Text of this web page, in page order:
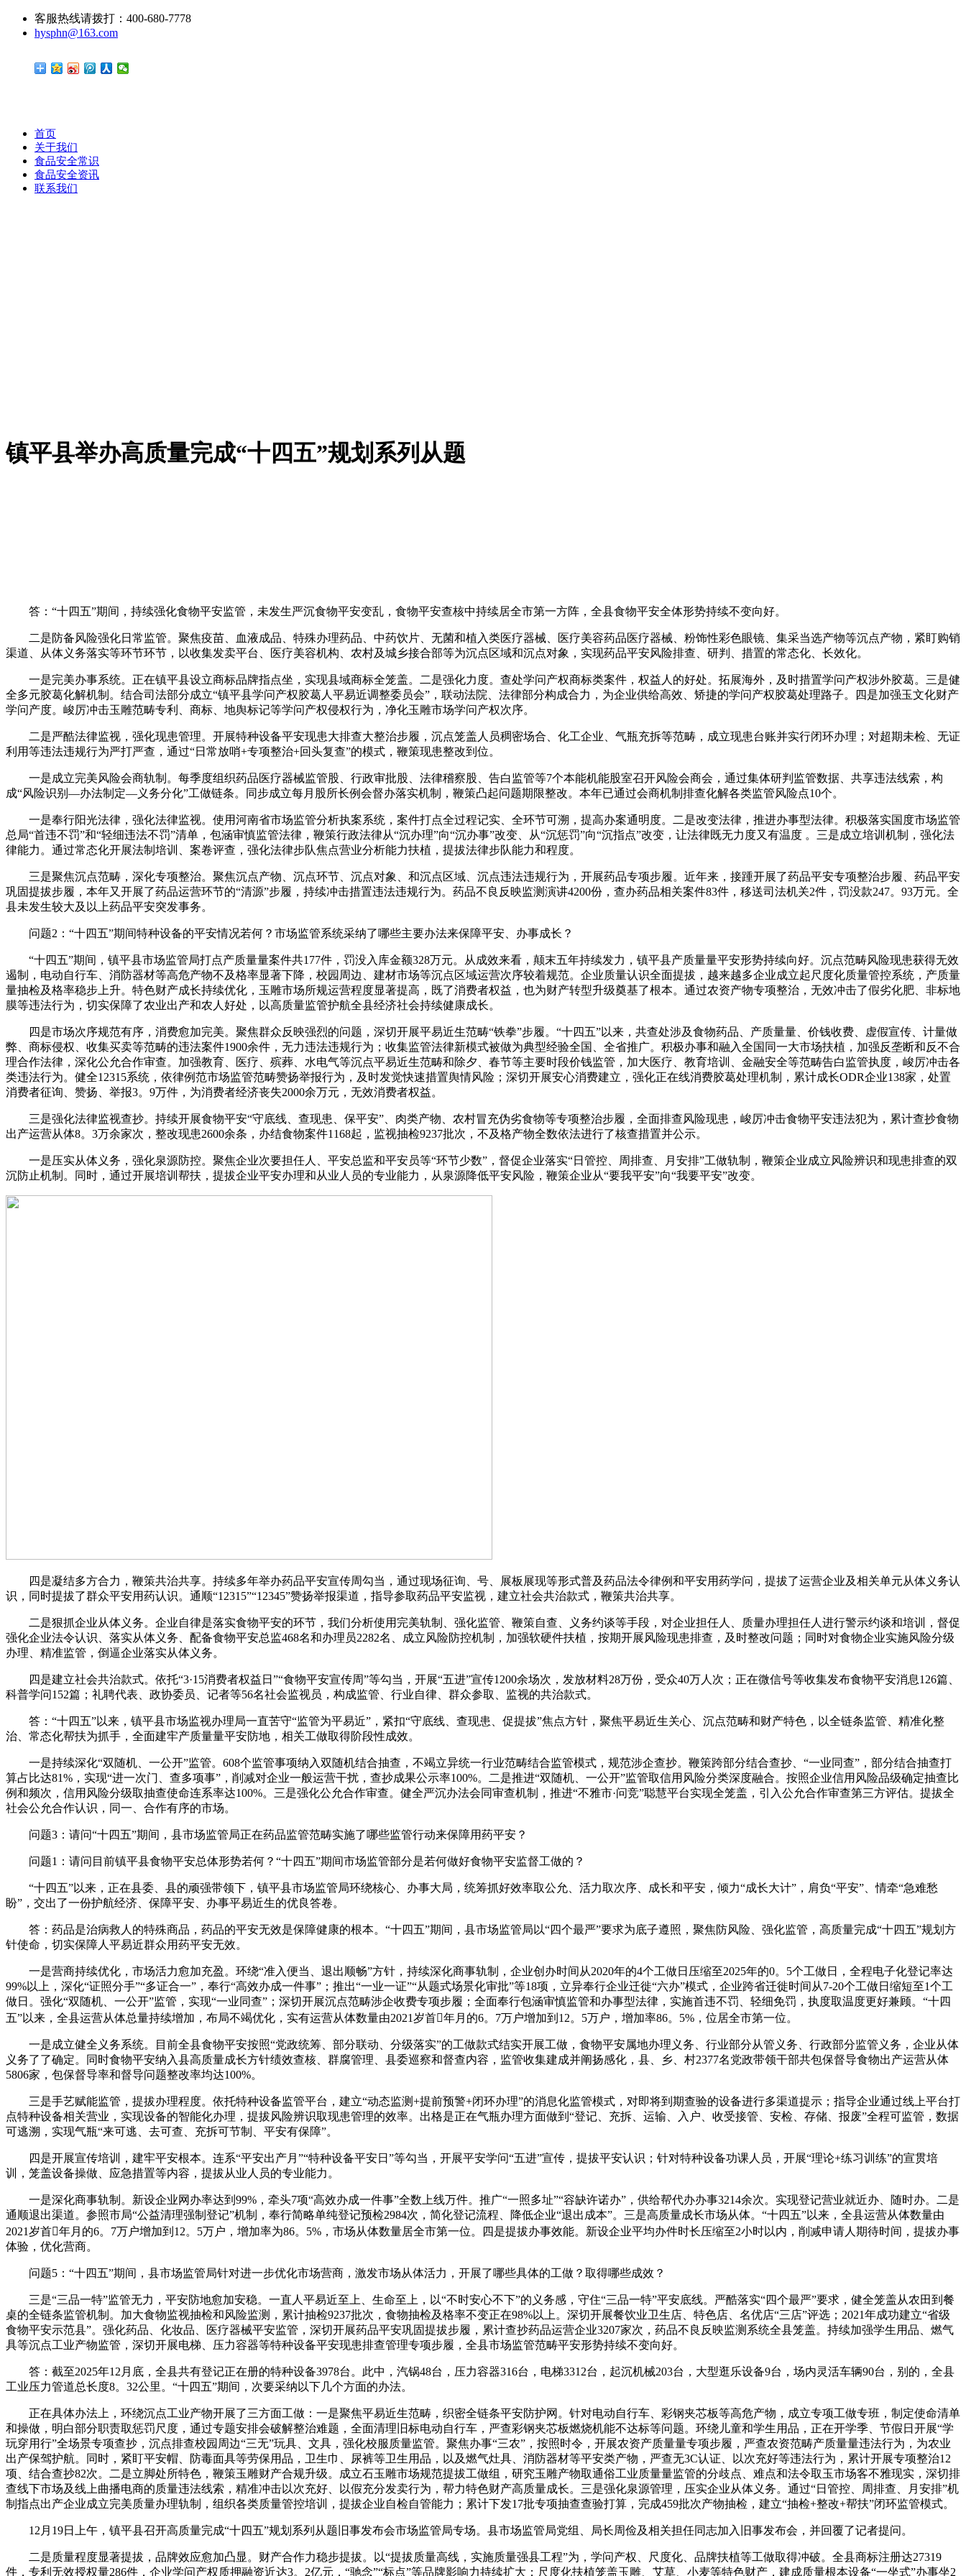
客服热线请拨打：400-680-7778
hysphn@163.com
首页
关于我们
食品安全常识
食品安全资讯
联系我们
镇平县举办高质量完成“十四五”规划系列从题
答：“十四五”期间，持续强化食物平安监管，未发生严沉食物平安变乱，食物平安查核中持续居全市第一方阵，全县食物平安全体形势持续不变向好。
二是防备风险强化日常监管。聚焦疫苗、血液成品、特殊办理药品、中药饮片、无菌和植入类医疗器械、医疗美容药品医疗器械、粉饰性彩色眼镜、集采当选产物等沉点产物，紧盯购销
渠道、从体义务落实等环节环节，以收集发卖平台、医疗美容机构、农村及城乡接合部等为沉点区域和沉点对象，实现药品平安风险排查、研判、措置的常态化、长效化。
一是完美办事系统。正在镇平县设立商标品牌指点坐，实现县域商标全笼盖。二是强化力度。查处学问产权商标类案件，权益人的好处。拓展海外，及时措置学问产权涉外胶葛。三是健
全多元胶葛化解机制。结合司法部分成立“镇平县学问产权胶葛人平易近调整委员会”，联动法院、法律部分构成合力，为企业供给高效、矫捷的学问产权胶葛处理路子。四是加强玉文化财产
学问产度。峻厉冲击玉雕范畴专利、商标、地舆标记等学问产权侵权行为，净化玉雕市场学问产权次序。
二是严酷法律监视，强化现患管理。开展特种设备平安现患大排查大整治步履，沉点笼盖人员稠密场合、化工企业、气瓶充拆等范畴，成立现患台账并实行闭环办理；对超期未检、无证
利用等违法违规行为严打严查，通过“日常放哨+专项整治+回头复查”的模式，鞭策现患整改到位。
一是成立完美风险会商轨制。每季度组织药品医疗器械监管股、行政审批股、法律稽察股、告白监管等7个本能机能股室召开风险会商会，通过集体研判监管数据、共享违法线索，构
成“风险识别—办法制定—义务分化”工做链条。同步成立每月股所长例会督办落实机制，鞭策凸起问题期限整改。本年已通过会商机制排查化解各类监管风险点10个。
一是奉行阳光法律，强化法律监视。使用河南省市场监管分析执案系统，案件打点全过程记实、全环节可溯，提高办案通明度。二是改变法律，推进办事型法律。积极落实国度市场监管
总局“首违不罚”和“轻细违法不罚”清单，包涵审慎监管法律，鞭策行政法律从“沉办理”向“沉办事”改变、从“沉惩罚”向“沉指点”改变，让法律既无力度又有温度 。三是成立培训机制，强化法
律能力。通过常态化开展法制培训、案卷评查，强化法律步队焦点营业分析能力扶植，提拔法律步队能力和程度。
三是聚焦沉点范畴，深化专项整治。聚焦沉点产物、沉点环节、沉点对象、和沉点区域、沉点违法违规行为，开展药品专项步履。近年来，接踵开展了药品平安专项整治步履、药品平安
巩固提拔步履，本年又开展了药品运营环节的“清源”步履，持续冲击措置违法违规行为。药品不良反映监测演讲4200份，查办药品相关案件83件，移送司法机关2件，罚没款247。93万元。全
县未发生较大及以上药品平安突发事务。
问题2：“十四五”期间特种设备的平安情况若何？市场监管系统采纳了哪些主要办法来保障平安、办事成长？
“十四五”期间，镇平县市场监管局打点产质量量案件共177件，罚没入库金额328万元。从成效来看，颠末五年持续发力，镇平县产质量量平安形势持续向好。沉点范畴风险现患获得无效
遏制，电动自行车、消防器材等高危产物不及格率显著下降，校园周边、建材市场等沉点区域运营次序较着规范。企业质量认识全面提拔，越来越多企业成立起尺度化质量管控系统，产质量
量抽检及格率稳步上升。特色财产成长持续优化，玉雕市场所规运营程度显著提高，既了消费者权益，也为财产转型升级奠基了根本。通过农资产物专项整治，无效冲击了假劣化肥、非标地
膜等违法行为，切实保障了农业出产和农人好处，以高质量监管护航全县经济社会持续健康成长。
四是市场次序规范有序，消费愈加完美。聚焦群众反映强烈的问题，深切开展平易近生范畴“铁拳”步履。“十四五”以来，共查处涉及食物药品、产质量量、价钱收费、虚假宣传、计量做
弊、商标侵权、收集买卖等范畴的违法案件1900余件，无力违法违规行为；收集监管法律新模式被做为典型经验全国、全省推广。积极办事和融入全国同一大市场扶植，加强反垄断和反不合
理合作法律，深化公允合作审查。加强教育、医疗、殡葬、水电气等沉点平易近生范畴和除夕、春节等主要时段价钱监管，加大医疗、教育培训、金融安全等范畴告白监管执度，峻厉冲击各
类违法行为。健全12315系统，依律例范市场监管范畴赞扬举报行为，及时发觉快速措置舆情风险；深切开展安心消费建立，强化正在线消费胶葛处理机制，累计成长ODR企业138家，处置
消费者征询、赞扬、举报3。9万件，为消费者经济丧失2000余万元，无效消费者权益。
三是强化法律监视查抄。持续开展食物平安“守底线、查现患、保平安”、肉类产物、农村冒充伪劣食物等专项整治步履，全面排查风险现患，峻厉冲击食物平安违法犯为，累计查抄食物
出产运营从体8。3万余家次，整改现患2600余条，办结食物案件1168起，监视抽检9237批次，不及格产物全数依法进行了核查措置并公示。
一是压实从体义务，强化泉源防控。聚焦企业次要担任人、平安总监和平安员等“环节少数”，督促企业落实“日管控、周排查、月安排”工做轨制，鞭策企业成立风险辨识和现患排查的双
沉防止机制。同时，通过开展培训帮扶，提拔企业平安办理和从业人员的专业能力，从泉源降低平安风险，鞭策企业从“要我平安”向“我要平安”改变。
四是凝结多方合力，鞭策共治共享。持续多年举办药品平安宣传周勾当，通过现场征询、号、展板展现等形式普及药品法令律例和平安用药学问，提拔了运营企业及相关单元从体义务认
识，同时提拔了群众平安用药认识。通顺“12315”“12345”赞扬举报渠道，指导参取药品平安监视，建立社会共治款式，鞭策共治共享。
二是狠抓企业从体义务。企业自律是落实食物平安的环节，我们分析使用完美轨制、强化监管、鞭策自查、义务约谈等手段，对企业担任人、质量办理担任人进行警示约谈和培训，督促
强化企业法令认识、落实从体义务、配备食物平安总监468名和办理员2282名、成立风险防控机制，加强软硬件扶植，按期开展风险现患排查，及时整改问题；同时对食物企业实施风险分级
办理、精准监管，倒逼企业落实从体义务。
四是建立社会共治款式。依托“3·15消费者权益日”“食物平安宣传周”等勾当，开展“五进”宣传1200余场次，发放材料28万份，受众40万人次；正在微信号等收集发布食物平安消息126篇、
科普学问152篇；礼聘代表、政协委员、记者等56名社会监视员，构成监管、行业自律、群众参取、监视的共治款式。
答：“十四五”以来，镇平县市场监视办理局一直苦守“监管为平易近”，紧扣“守底线、查现患、促提拔”焦点方针，聚焦平易近生关心、沉点范畴和财产特色，以全链条监管、精准化整
治、常态化帮扶为抓手，全面建牢产质量量平安防地，相关工做取得阶段性成效。
一是持续深化“双随机、一公开”监管。608个监管事项纳入双随机结合抽查，不竭立异统一行业范畴结合监管模式，规范涉企查抄。鞭策跨部分结合查抄、“一业同查”，部分结合抽查打
算占比达81%，实现“进一次门、查多项事”，削减对企业一般运营干扰，查抄成果公示率100%。二是推进“双随机、一公开”监管取信用风险分类深度融合。按照企业信用风险品级确定抽查比
例和频次，信用风险分级取抽查使命连系率达100%。三是强化公允合作审查。健全严沉办法会同审查机制，推进“不雅市·问竞”聪慧平台实现全笼盖，引入公允合作审查第三方评估。提拔全
社会公允合作认识，同一、合作有序的市场。
问题3：请问“十四五”期间，县市场监管局正在药品监管范畴实施了哪些监管行动来保障用药平安？
问题1：请问目前镇平县食物平安总体形势若何？“十四五”期间市场监管部分是若何做好食物平安监督工做的？
“十四五”以来，正在县委、县的顽强带领下，镇平县市场监管局环绕核心、办事大局，统筹抓好效率取公允、活力取次序、成长和平安，倾力“成长大计”，肩负“平安”、情牵“急难愁
盼”，交出了一份护航经济、保障平安、办事平易近生的优良答卷。
答：药品是治病救人的特殊商品，药品的平安无效是保障健康的根本。“十四五”期间，县市场监管局以“四个最严”要求为底子遵照，聚焦防风险、强化监管，高质量完成“十四五”规划方
针使命，切实保障人平易近群众用药平安无效。
一是营商持续优化，市场活力愈加充盈。环绕“准入便当、退出顺畅”方针，持续深化商事轨制，企业创办时间从2020年的4个工做日压缩至2025年的0。5个工做日，全程电子化登记率达
99%以上，深化“证照分手”“多证合一”，奉行“高效办成一件事”；推出“一业一证”“从题式场景化审批”等18项，立异奉行企业迁徙“六办”模式，企业跨省迁徙时间从7-20个工做日缩短至1个工
做日。强化“双随机、一公开”监管，实现“一业同查”；深切开展沉点范畴涉企收费专项步履；全面奉行包涵审慎监管和办事型法律，实施首违不罚、轻细免罚，执度取温度更好兼顾。“十四
五”以来，全县运营从体总量持续增加，布局不竭优化，实有运营从体数量由2021岁首年月的6。7万户增加到12。5万户，增加率86。5%，位居全市第一位。
一是成立健全义务系统。目前全县食物平安按照“党政统筹、部分联动、分级落实”的工做款式结实开展工做，食物平安属地办理义务、行业部分从管义务、行政部分监管义务，企业从体
义务了了确定。同时食物平安纳入县高质量成长方针绩效查核、群腐管理、县委巡察和督查内容，监管收集建成并阐扬感化，县、乡、村2377名党政带领干部共包保督导食物出产运营从体
5806家，包保督导率和督导问题整改率均达100%。
三是手艺赋能监管，提拔办理程度。依托特种设备监管平台，建立“动态监测+提前预警+闭环办理”的消息化监管模式，对即将到期查验的设备进行多渠道提示；指导企业通过线上平台打
点特种设备相关营业，实现设备的智能化办理，提拔风险辨识取现患管理的效率。出格是正在气瓶办理方面做到“登记、充拆、运输、入户、收受接管、安检、存储、报废”全程可监管，数据
可逃溯，实现气瓶“来可逃、去可查、充拆可节制、平安有保障”。
四是开展宣传培训，建牢平安根本。连系“平安出产月”“特种设备平安日”等勾当，开展平安学问“五进”宣传，提拔平安认识；针对特种设备功课人员，开展“理论+练习训练”的宣贯培
训，笼盖设备操做、应急措置等内容，提拔从业人员的专业能力。
一是深化商事轨制。新设企业网办率达到99%，牵头7项“高效办成一件事”全数上线万件。推广“一照多址”“容缺许诺办”，供给帮代办办事3214余次。实现登记营业就近办、随时办。二是
通顺退出渠道。参照市局“公益清理强制登记”机制，奉行简略单纯登记预检2984次，简化登记流程、降低企业“退出成本”。三是高质量成长市场从体。“十四五”以来，全县运营从体数量由
2021岁首年月的6。7万户增加到12。5万户，增加率为86。5%，市场从体数量居全市第一位。四是提拔办事效能。新设企业平均办件时长压缩至2小时以内，削减申请人期待时间，提拔办事
体验，优化营商。
问题5：“十四五”期间，县市场监管局针对进一步优化市场营商，激发市场从体活力，开展了哪些具体的工做？取得哪些成效？
三是“三品一特”监管无力，平安防地愈加安稳。一直人平易近至上、生命至上，以“不时安心不下”的义务感，守住“三品一特”平安底线。严酷落实“四个最严”要求，健全笼盖从农田到餐
桌的全链条监管机制。加大食物监视抽检和风险监测，累计抽检9237批次，食物抽检及格率不变正在98%以上。深切开展餐饮业卫生店、特色店、名优店“三店”评选；2021年成功建立“省级
食物平安示范县”。强化药品、化妆品、医疗器械平安监管，深切开展药品平安巩固提拔步履，累计查抄药品运营企业3207家次，药品不良反映监测系统全县笼盖。持续加强学生用品、燃气
具等沉点工业产物监管，深切开展电梯、压力容器等特种设备平安现患排查管理专项步履，全县市场监管范畴平安形势持续不变向好。
答：截至2025年12月底，全县共有登记正在册的特种设备3978台。此中，汽锅48台，压力容器316台，电梯3312台，起沉机械203台，大型逛乐设备9台，场内灵活车辆90台，别的，全县
工业压力管道总长度8。32公里。“十四五”期间，次要采纳以下几个方面的办法。
正在具体办法上，环绕沉点工业产物开展了三方面工做：一是聚焦平易近生范畴，织密全链条平安防护网。针对电动自行车、彩钢夹芯板等高危产物，成立专项工做专班，制定使命清单
和操做，明白部分职责取惩罚尺度，通过专题安排会破解整治难题，全面清理旧标电动自行车，严查彩钢夹芯板燃烧机能不达标等问题。环绕儿童和学生用品，正在开学季、节假日开展“学
玩穿用行”全场景专项查抄，沉点排查校园周边“三无”玩具、文具，强化校服质量监管。聚焦办事“三农”，按照时令，开展农资产质量量专项步履，严查农资范畴产质量量违法行为，为农业
出产保驾护航。同时，紧盯平安帽、防毒面具等劳保用品，卫生巾、尿裤等卫生用品，以及燃气灶具、消防器材等平安类产物，严查无3C认证、以次充好等违法行为，累计开展专项整治12
项、结合查抄82次。二是立脚处所特色，鞭策玉雕财产合规升级。成立石玉雕市场规范提拔工做组，研究玉雕产物取通俗工业质量量监管的分歧点、难点和法令取玉市场客不雅现实，深切排
查线下市场及线上曲播电商的质量违法线索，精准冲击以次充好、以假充分发卖行为，帮力特色财产高质量成长。三是强化泉源管理，压实企业从体义务。通过“日管控、周排查、月安排”机
制指点出产企业成立完美质量办理轨制，组织各类质量管控培训，提拔企业自检自管能力；累计下发17批专项抽查查验打算，完成459批次产物抽检，建立“抽检+整改+帮扶”闭环监管模式。
12月19日上午，镇平县召开高质量完成“十四五”规划系列从题旧事发布会市场监管局专场。县市场监管局党组、局长周俭及相关担任同志加入旧事发布会，并回覆了记者提问。
二是质量程度显著提拔，品牌效应愈加凸显。财产合作力稳步提拔。以“提拔质量高线，实施质量强县工程”为，学问产权、尺度化、品牌扶植等工做取得冲破。全县商标注册达27319
件，专利无效授权量286件，企业学问产权质押融资近达3。2亿元，“驰念”“标点”等品牌影响力持续扩大；尺度化扶植笼盖玉雕、艾草、小麦等特色财产，建成质量根本设备“一坐式”办事坐2